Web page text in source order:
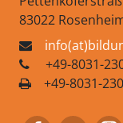
83022
+49-8031-
+49-8031-